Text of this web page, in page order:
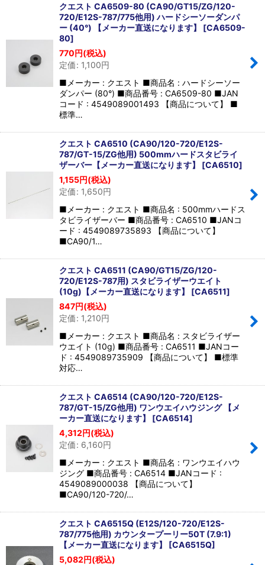
クエスト CA6509-80 (CA90/GT15/ZG/120-
720/E12S-787/775他用) ハードシーソーダンパ
ー (40°) 【メーカー直送になります】 [CA6509-
80]
770円(税込)
定価: 1,100円
■メーカー : クエスト ■商品名 : ハードシーソー
ダンパー (80°) ■商品番号 : CA6509-80 ■JAN
コード : 4549089001493 【商品について】 ■
標準…
クエスト CA6510 (CA90/120-720/E12S-
787/GT-15/ZG他用) 500mmハードスタビライ
ザーバー【メーカー直送になります】 [CA6510]
1,155円(税込)
定価: 1,650円
■メーカー : クエスト ■商品名 : 500mmハードス
タビライザーバー ■商品番号 : CA6510 ■JANコ
ード : 4549089735893 【商品について】
■CA90/1…
クエスト CA6511 (CA90/GT15/ZG/120-
720/E12S-787用) スタビライザーウエイト
(10g)【メーカー直送になります】 [CA6511]
847円(税込)
定価: 1,210円
■メーカー : クエスト ■商品名 : スタビライザー
ウエイト (10g) ■商品番号 : CA6511 ■JANコー
ド : 4549089735909 【商品について】 ■標準
対応…
クエスト CA6514 (CA90/120-720/E12S-
787/GT-15/ZG他用) ワンウエイハウジング 【メ
ーカー直送になります】
[CA6514]
4,312円(税込)
定価: 6,160円
■メーカー : クエスト ■商品名 : ワンウエイハウ
ジング ■商品番号 : CA6514 ■JANコード :
4549089000038 【商品について】
■CA90/120-720/…
クエスト CA6515Q (E12S/120-720/E12S-
787/775他用) カウンタープーリー50T (7.9:1)
【メーカー直送になります】
[CA6515Q]
5,082円(税込)